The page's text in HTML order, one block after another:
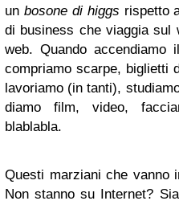
un bosone di higgs rispetto
di busi­ness che viag­gia sul
web. Quando
com­priamo scarpe, biglietti
lavo­riamo (in tanti),
diamo film, video,
blablabla.
Que­sti mar­ziani che vanno
Non stanno su Inter­net?